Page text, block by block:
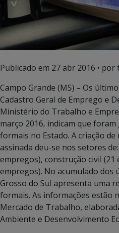
Publicado em 27 abr 2016 • por
Campo Grande (MS) – Os
Cadastro Geral de Emprego e
Ministério do Trabalho e
março 2016, indicam que
formais no Estado. A criação
assinada deu-se nos setores
empregos), construção civil (21
empregos). No acumulado dos
Grosso do Sul apresenta uma
formais. As informações estão
Mercado de Trabalho,
Ambiente e Desenvolvimento